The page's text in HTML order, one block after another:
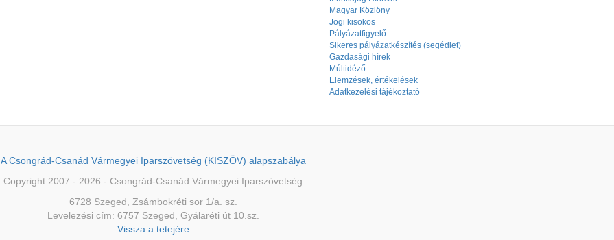
Magyar Közlöny
Jogi kisokos
Pályázatfigyelő
Sikeres pályázatkészítés (segédlet)
Gazdasági hírek
Múltidéző
Elemzések, értékelések
Adatkezelési tájékoztató
A Csongrád-Csanád Vármegyei Iparszövetség (KISZÖV) alapszabálya
Copyright 2007 - 2026 - Csongrád-Csanád Vármegyei Iparszövetség
6728 Szeged, Zsámbokréti sor 1/a. sz.
Levelezési cím: 6757 Szeged, Gyálaréti út 10.sz.
Vissza a tetejére